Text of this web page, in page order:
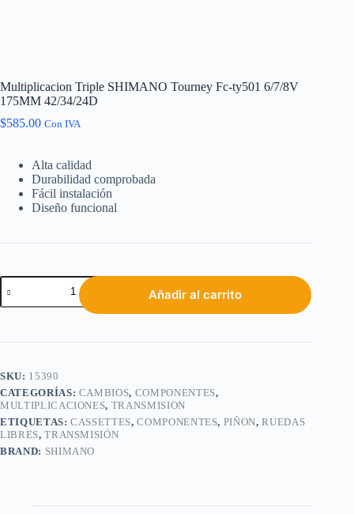
Multiplicacion Triple SHIMANO Tourney Fc-ty501 6/7/8V
175MM 42/34/24D
$585.00 Con IVA
Alta calidad
Durabilidad comprobada
Fácil instalación
Diseño funcional
Añadir al carrito
SKU: 15390
CATEGORÍAS: CAMBIOS, COMPONENTES,
MULTIPLICACIONES, TRANSMISION
ETIQUETAS:CASSETTES,COMPONENTES, PIÑON,RUEDAS
LIBRES,TRANSMISIÓN
BRAND: SHIMANO